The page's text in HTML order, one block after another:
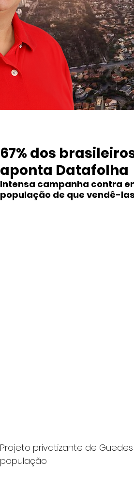
67% dos
aponta Datafolha
Intensa campanha contra
população de que vendê-
Projeto privatizante de
população